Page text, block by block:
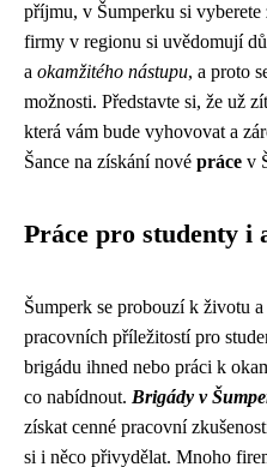
příjmu, v Šumperku si vyberete
firmy v regionu si uvědomují
a okamžitého nástupu, a proto
možnosti. Představte si, že už
která vám bude vyhovovat a
Šance na získání nové práce v
Práce pro studenty i
Šumperk se probouzí k životu
pracovních příležitostí pro
brigádu ihned nebo práci k
co nabídnout. Brigády v
získat cenné pracovní
si i něco přivydělat. Mnoho